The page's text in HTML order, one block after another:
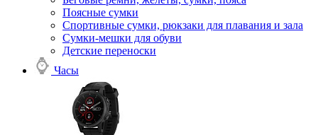
Поясные сумки
Спортивные сумки, рюкзаки для плавания и зала
Сумки-мешки для обуви
Детские переноски
Часы